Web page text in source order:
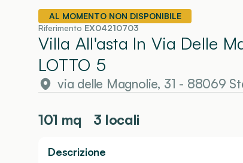
AL MOMENTO NON DISPONIBILE
Riferimento EX04210703
Villa All'asta In Via Delle
LOTTO 5
via delle Magnolie, 31 - 88069
101 mq 3 locali
Descrizione